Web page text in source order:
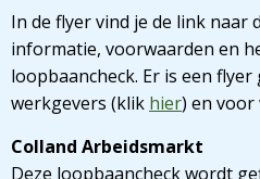
In de flyer vind je de link naar
informatie, voorwaarden en
loopbaancheck. Er is een
werkgevers (klik hier) en
Colland Arbeidsmarkt
Deze loopbaancheck wordt